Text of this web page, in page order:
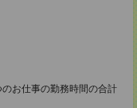
お仕事の勤務時間の合計